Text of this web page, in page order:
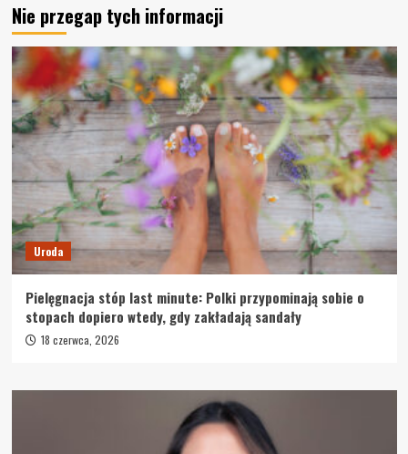
Nie przegap tych informacji
Uroda
Pielęgnacja stóp last minute: Polki przypominają sobie o
stopach dopiero wtedy, gdy zakładają sandały
18 czerwca, 2026